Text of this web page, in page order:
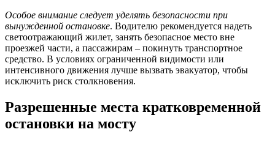
Особое внимание следует уделять безопасности при
вынужденной остановке. Водителю рекомендуется надеть
светоотражающий жилет, занять безопасное место вне
проезжей части, а пассажирам – покинуть транспортное
средство. В условиях ограниченной видимости или
интенсивного движения лучше вызвать эвакуатор, чтобы
исключить риск столкновения.
Разрешенные места кратковременной
остановки на мосту